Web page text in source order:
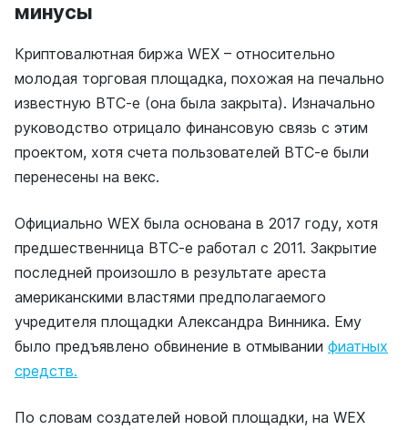
минусы
Криптовалютная биржа WEX – относительно
молодая торговая площадка, похожая на печально
известную BTC-e (она была закрыта). Изначально
руководство отрицало финансовую связь с этим
проектом, хотя счета пользователей BTC-e были
перенесены на векс.
Официально WEX была основана в 2017 году, хотя
предшественница BTC-e работал с 2011. Закрытие
последней произошло в результате ареста
американскими властями предполагаемого
учредителя площадки Александра Винника. Ему
было предъявлено обвинение в отмывании фиатных
средств.
По словам создателей новой площадки, на WEX